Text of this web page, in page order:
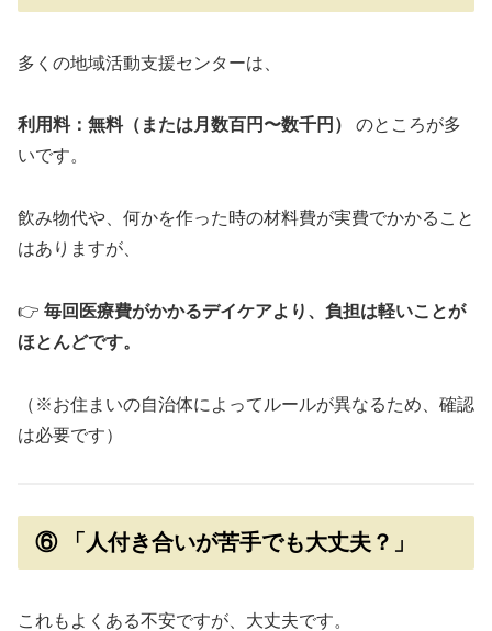
多くの地域活動支援センターは、
利用料：無料（または月数百円〜数千円）
のところが多
いです。
飲み物代や、何かを作った時の材料費が実費でかかること
はありますが、
👉 毎回医療費がかかるデイケアより、負担は軽いことが
ほとんどです。
（※お住まいの自治体によってルールが異なるため、確認
は必要です）
⑥ 「人付き合いが苦手でも大丈夫？」
これもよくある不安ですが、大丈夫です。